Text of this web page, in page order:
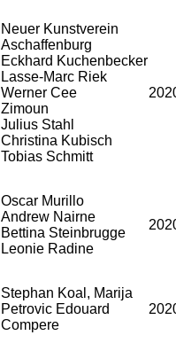
Neuer Kunstverein
Aschaffenburg
Eckhard Kuchenbecker
Lasse-Marc Riek
Werner Cee
Zimoun
Julius Stahl
Christina Kubisch
Tobias Schmitt
Oscar Murillo
Andrew Nairne
Bettina Steinbrugge
Leonie Radine
Stephan Koal, Marija
Petrovic Edouard
Compere